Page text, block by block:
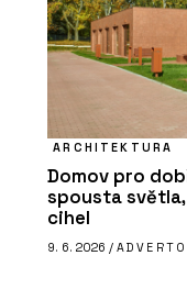
ARCHITEKTURA
Domov pro
spousta
cihel
9. 6. 2026 /